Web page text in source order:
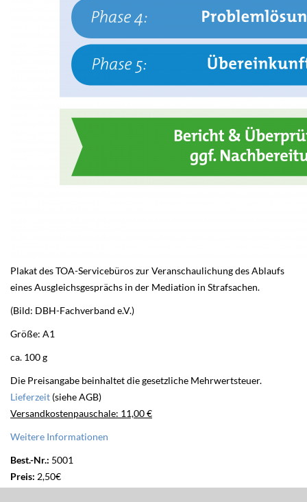
Plakat des TOA-Servicebüros zur Veranschaulichung des Ablaufs
eines Ausgleichsgesprächs in der Mediation in Strafsachen.
(Bild: DBH-Fachverband e.V.)
Größe: A1
ca. 100 g
Die Preisangabe beinhaltet die gesetzliche Mehrwertsteuer.
Lieferzeit (siehe AGB)
Versandkostenpauschale: 11,00 €
Weitere Informationen
Best.-Nr.: 5001
Preis: 2,50€